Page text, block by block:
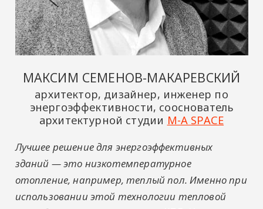
МАКСИМ СЕМЕНОВ-МАКАРЕВСКИЙ
архитектор, дизайнер, инженер по
энергоэффективности, сооснователь
архитектурной студии M-A SPACE
Лучшее решение для энергоэффективных
зданий — это низкотемпературное
отопление, например, теплый пол. Именно при
использовании этой технологии тепловой